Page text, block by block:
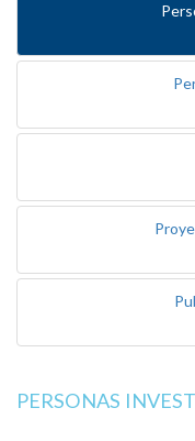
PERSONAS